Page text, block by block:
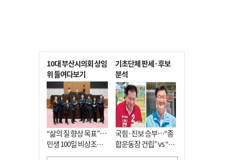
10대 부산시의회 상임
위 들여다보기
“삶의 질 향상 목표”…
민생 100일 비상조치
면밀 심사
기초단체 판세·후보
분석
국힘·진보 승부…“종
합운동장 건립” vs “출
근 공공버스 도입”